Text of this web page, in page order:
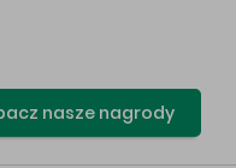
nasze nagrody